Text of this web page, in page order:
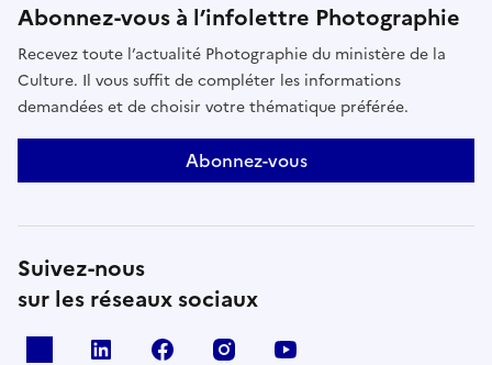
Abonnez-vous à l’infolettre Photographie
Recevez toute l’actualité Photographie du ministère de la
Culture. Il vous suffit de compléter les informations
demandées et de choisir votre thématique préférée.
Abonnez-vous
Suivez-nous
sur les réseaux sociaux
Linkedin Facebook Instagram